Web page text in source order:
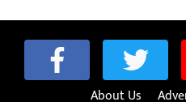
About Us